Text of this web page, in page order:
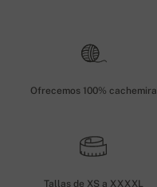
Ofrecemos 100% cachemira
Tallas de XS a XXXXL